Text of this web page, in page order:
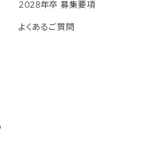
2028年卒 募集要項
よくあるご質問